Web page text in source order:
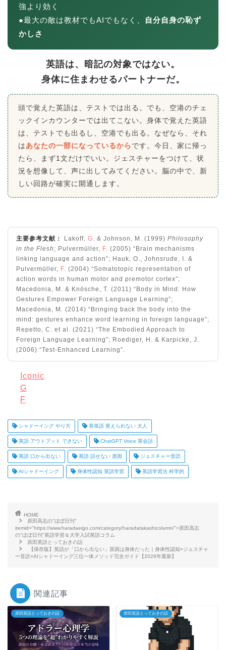
強より効く
●最大の敵は教材でもAIでもなく、
自分自身の恥ず
かしさ
英語は、暗記の対象ではない。
身体に住まわせるパートナーだ。
頭で覚えた英語は、テストでは出る。でも、空港のチェ
ックインカウンターでは出てこない。身体で覚えた英語
は、テストでも出るし、空港でも出る。なぜなら、それ
はあなたの一部になっているからです。今日、家に帰っ
たら、まず1文だけでいい。ジェスチャーをつけて、状
況を想像して、声に出してみてください。脳の中で、新
しい回路が確実に開通します。
主要参考文献： Lakoff, G. & Johnson, M. (1999) Philosophy
in the Flesh ; Pulvermüller, F. (2005) “Brain mechanisms
linking language and action”; Hauk, O., Johnsrude, I. &
Pulvermüller, F. (2004) “Somatotopic representation of
action words in human motor and premotor cortex”;
Macedonia, M. & Knösche, T. (2011) “Body in Mind: How
Gestures Empower Foreign Language Learning”;
Macedonia, M. (2014) “Bringing back the body into the
mind: gestures enhance word learning in foreign language”;
Repetto, C. et al. (2021) “The Embodied Approach to
Foreign Language Learning”; Roediger, H. & Karpicke, J.
(2006) “Test-Enhanced Learning”.
Iconic
G
F
シャドーイング やり方 英単語 覚えられない 大人
英語 アウトプット できない ChatGPT Voice 英会話
英語 口から出ない 英語 話せない 原因 ジェスチャー音読
AIシャドーイング 身体性認知 英語学習 英語学習法 科学的
HOME
原田高志の"ほぼ日刊"
itemid="https://www.haradaeigo.com/category/haradatakashicolumn/">原田高志
の"ほぼ日刊"英語学習＆大学入試英語コラム
原田英語とっておきの話
【保存版】英語が「口から出ない」原因は身体だった｜身体性認知×ジェスチャ
ー音読×AIシャドーイング三位一体メソッド完全ガイド【2026年最新】
関連記事
原田英語とっておきの話 原田英語とっておきの話